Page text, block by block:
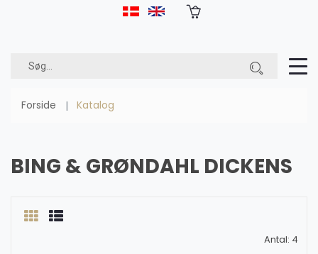
Forside Katalog
BING & GRØNDAHL DICKENS
Antal: 4